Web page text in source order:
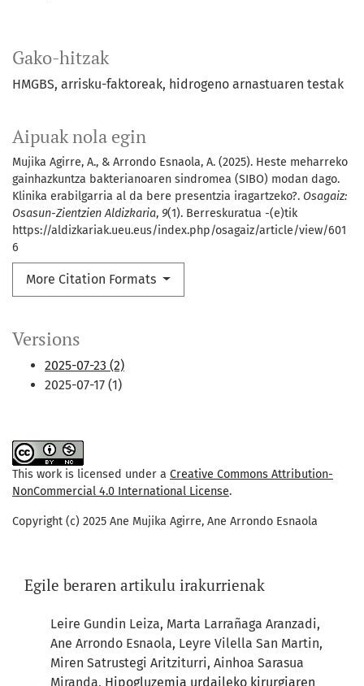
Versions
2025-07-23 (2)
2025-07-17 (1)
Gako-hitzak
HMGBS arrisku-faktoreak hidrogeno arnastuaren testak
Aipuak nola egin
Mujika Agirre, A., & Arrondo Esnaola, A. (2025). Heste meharreko
gainhazkuntza bakterianoaren sindromea (SIBO) modan dago.
Klinika erabilgarria al da bere presentzia iragartzeko?. Osagaiz:
Osasun-Zientzien Aldizkaria, 9(1). Berreskuratua -(e)tik
https://aldizkariak.ueu.eus/index.php/osagaiz/article/view/601
6
More Citation Formats
This work is licensed under a Creative Commons Attribution-
NonCommercial 4.0 International License.
Copyright (c) 2025 Ane Mujika Agirre, Ane Arrondo Esnaola
Egile beraren artikulu irakurrienak
Leire Gundin Leiza, Marta Larrañaga Aranzadi,
Ane Arrondo Esnaola, Leyre Vilella San Martin,
Miren Satrustegi Aritziturri, Ainhoa Sarasua
Miranda, Hipogluzemia urdaileko kirurgiaren